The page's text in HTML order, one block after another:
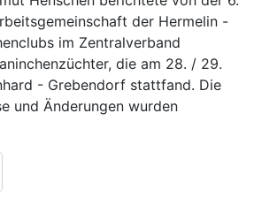
der Hermelin -
im Zentralverband
die am 28. / 29.
- Grebendorf stattfand. Die
und Änderungen wurden